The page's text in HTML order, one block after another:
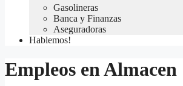
Gasolineras
Banca y Finanzas
Aseguradoras
Hablemos!
Empleos en Almacen